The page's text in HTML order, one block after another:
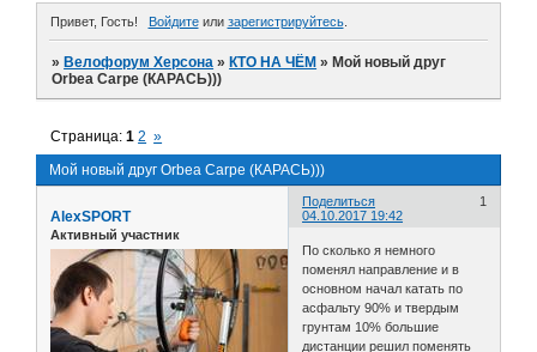
Привет, Гость! Войдитеили зарегистрируйтесь.
»Велофорум Херсона »КТО НА ЧЁМ »Мой новый друг
Orbea Carpe (КАРАСЬ)))
Мой новый друг Orbea Carpe (КАРАСЬ)))
Страница:1 2 »
Поделиться
1
04.10.2017 19:42
AlexSPORT
Активный участник
По сколько я немного
поменял направление и в
основном начал катать по
асфальту 90% и твердым
грунтам 10% большие
дистанции решил поменять